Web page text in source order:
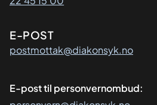
E-POST
postmottak@diakonsyk.no
E-post til personvernombud: